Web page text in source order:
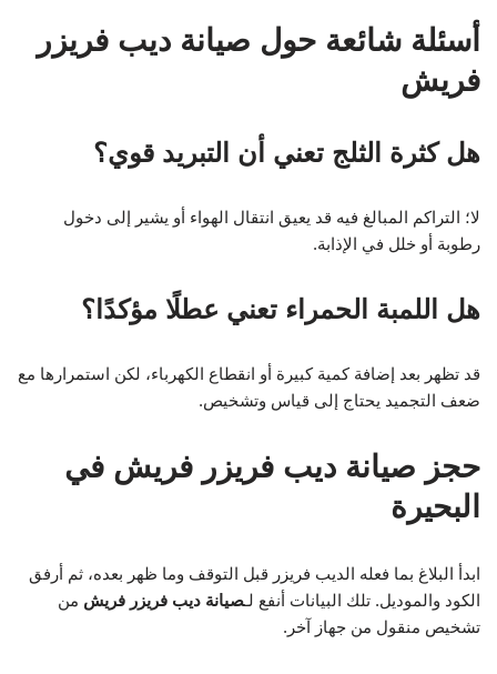
أسئلة شائعة حول صيانة ديب فريزر
فريش
هل كثرة الثلج تعني أن التبريد قوي؟
لا؛ التراكم المبالغ فيه قد يعيق انتقال الهواء أو يشير إلى دخول
رطوبة أو خلل في الإذابة.
هل اللمبة الحمراء تعني عطلًا مؤكدًا؟
قد تظهر بعد إضافة كمية كبيرة أو انقطاع الكهرباء، لكن استمرارها مع
ضعف التجميد يحتاج إلى قياس وتشخيص.
حجز صيانة ديب فريزر فريش في
البحيرة
ابدأ البلاغ بما فعله الديب فريزر قبل التوقف وما ظهر بعده، ثم أرفق
الكود والموديل. تلك البيانات أنفع لـصيانة ديب فريزر فريش من
تشخيص منقول من جهاز آخر.